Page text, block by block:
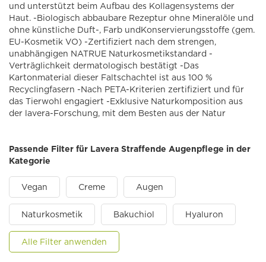
und unterstützt beim Aufbau des Kollagensystems der
Haut. -Biologisch abbaubare Rezeptur ohne Mineralöle und
ohne künstliche Duft-, Farb undKonservierungsstoffe (gem.
EU-Kosmetik VO) -Zertifiziert nach dem strengen,
unabhängigen NATRUE Naturkosmetikstandard -
Verträglichkeit dermatologisch bestätigt -Das
Kartonmaterial dieser Faltschachtel ist aus 100 %
Recyclingfasern -Nach PETA-Kriterien zertifiziert und für
das Tierwohl engagiert -Exklusive Naturkomposition aus
der lavera-Forschung, mit dem Besten aus der Natur
Passende Filter für Lavera Straffende Augenpflege in der
Kategorie
Vegan Creme Augen
Naturkosmetik Bakuchiol Hyaluron
Alle Filter anwenden